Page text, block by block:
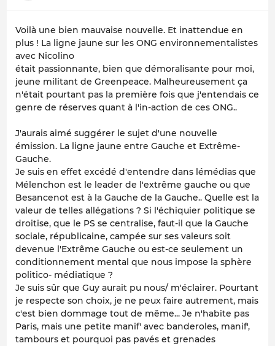
Voilà une bien mauvaise nouvelle. Et inattendue en
plus ! La ligne jaune sur les ONG environnementalistes
avec Nicolino
était passionnante, bien que démoralisante pour moi,
jeune militant de Greenpeace. Malheureusement ça
n'était pourtant pas la première fois que j'entendais ce
genre de réserves quant à l'in-action de ces ONG..
J'aurais aimé suggérer le sujet d'une nouvelle
émission. La ligne jaune entre Gauche et Extrême-
Gauche.
Je suis en effet excédé d'entendre dans lémédias que
Mélenchon est le leader de l'extrême gauche ou que
Besancenot est à la Gauche de la Gauche.. Quelle est la
valeur de telles allégations ? Si l'échiquier politique se
droitise, que le PS se centralise, faut-il que la Gauche
sociale, républicaine, campée sur ses valeurs soit
devenue l'Extrême Gauche ou est-ce seulement un
conditionnement mental que nous impose la sphère
politico- médiatique ?
Je suis sûr que Guy aurait pu nous/ m'éclairer. Pourtant
je respecte son choix, je ne peux faire autrement, mais
c'est bien dommage tout de même... Je n'habite pas
Paris, mais une petite manif' avec banderoles, manif',
tambours et pourquoi pas pavés et grenades